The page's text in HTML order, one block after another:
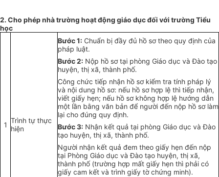
2. Cho phép nhà trường hoạt động giáo dục đối với trường Tiểu
học
1
Trình tự thực
hiện
Bước 1: Chuẩn bị đầy đủ hồ sơ theo quy định của
pháp luật.
Bước 2: Nộp hồ sơ tại phòng Giáo dục và Đào tạo
huyện, thị xã, thành phố.
Công chức tiếp nhận hồ sơ kiểm tra tính pháp lý
và nội dung hồ sơ: nếu hồ sơ hợp lệ thì tiếp nhận,
viết giấy hẹn; nếu hồ sơ không hợp lệ hướng dẫn
một lần bằng văn bản để người đến nộp hồ sơ làm
lại cho đúng quy định.
Bước 3: Nhận kết quả tại phòng Giáo dục và Đào
tạo huyện, thị xã, thành phố.
Người nhận kết quả đem theo giấy hẹn đến nộp
tại Phòng Giáo dục và Đào tạo huyện, thị xã,
thành phố (trường hợp mất giấy hẹn thì phải có
giấy cam kết và trình giấy tờ chứng minh).